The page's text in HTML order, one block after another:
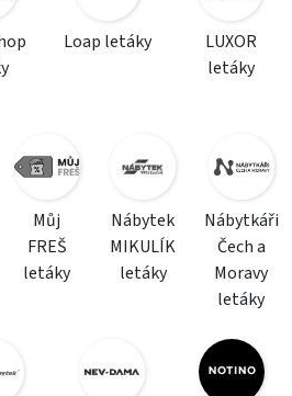
Loap letáky
LUXOR
letáky
Můj
FREŠ
letáky
Nábytek
MIKULÍK
letáky
Nábytkáři
Čech a
Moravy
letáky